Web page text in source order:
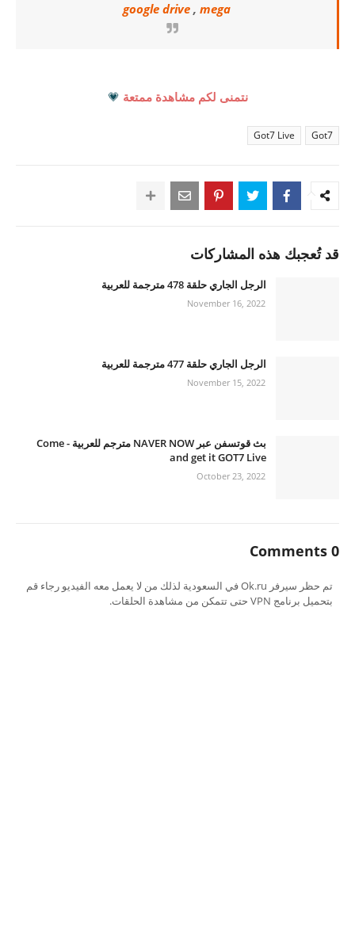
google drive, mega
نتمنى لكم مشاهدة ممتعة 💗
Got7
Got7 Live
قد تُعجبك هذه المشاركات
الرجل الجاري حلقة 478 مترجمة للعربية
November 16, 2022
الرجل الجاري حلقة 477 مترجمة للعربية
November 15, 2022
بث قوتسفن عبر NAVER NOW مترجم للعربية - Come
and get it GOT7 Live
October 23, 2022
0 Comments
تم حظر سيرفر Ok.ru في السعودية لذلك من لا يعمل معه الفيديو رجاء قم
بتحميل برنامج VPN حتى تتمكن من مشاهدة الحلقات.